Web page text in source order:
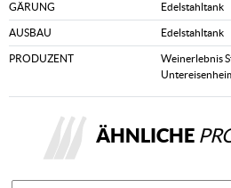
GÄRUNG Edelstahltank
AUSBAU Edelstahltank
PRODUZENT
Weinerlebnis
ÄHNLICHE